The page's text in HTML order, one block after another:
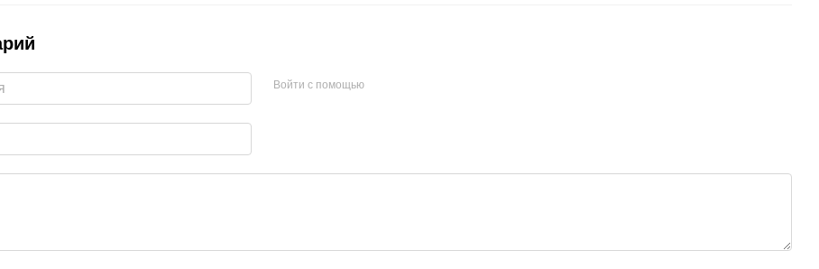
Войти с помощью